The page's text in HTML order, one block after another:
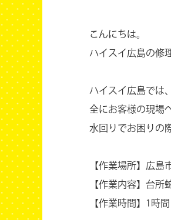
こんにちは。
ハイスイ広島の修
ハイスイ広島では
全にお客様の現場
水回りでお困りの
【作業場所】広島
【作業内容】台所
【作業時間】1時間